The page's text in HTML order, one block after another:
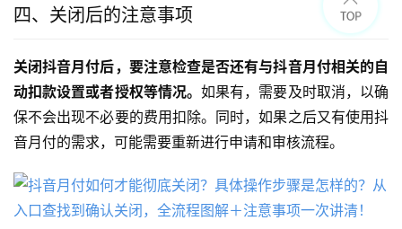
四、关闭后的注意事项
关闭抖音月付后，要注意检查是否还有与抖音月付相关的自
动扣款设置或者授权等情况。如果有，需要及时取消，以确
保不会出现不必要的费用扣除。同时，如果之后又有使用抖
音月付的需求，可能需要重新进行申请和审核流程。